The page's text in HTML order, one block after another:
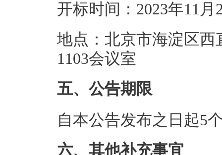
开标时间：2023年11
地点：北京市海淀区西
1103会议室
五、公告期限
自本公告发布之日起5
六、其他补充事宜